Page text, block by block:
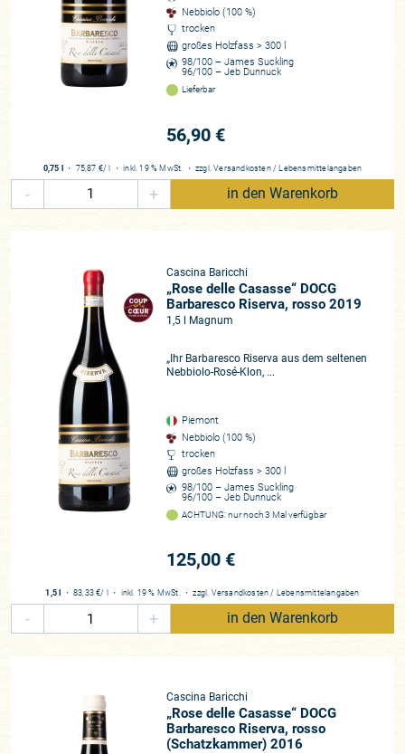
einer vertrauten Heimat? Das Piemont macht es möglich!
Ein Besuch, der alle Sprachbarrieren überwindet
Natale und Francesca Simonetta bewirtschaften die Cascina
Baricchi in Neviglie, etwa zehn Kilometer südöstlich von
außerhalb des Barbaresco-Gebiets, aufgrund historischer
als Barbaresco deklarieren, auch wenn sich der Keller nicht
im Kerngebiet befindet. Unser erster Besuch gestaltete sich
N. N.). Natale selbst spricht nur gebrochen Französisch und
einige Brocken Englisch (unsere Italienischkenntnisse sind
ausbaufähig), war aber Feuer und Flamme, uns seine
Cascina zu zeigen. Er erzählte auf italienisch, seine Frau
Francesca übersetzte. Dem enthusiastischen Winzer gelang
es derart anschaulich seine Geschichte zu erzählen, dass
sich schon bald alle Sprachbarrieren in Luft auszulösen
schienen.
Alles hochspannend: Natale stammt nicht aus einer
„klassischen“ Winzerfamilie (wobei sein Urgroßvater Angelo
Gajas Großvater war!), sein Vater, dessen Nachfolger er
antreten sollte, war in der Provinz Varese, nicht weit von
Bänderverletzung nach einem Skiunfall, die ihn für ein halbes
Jahr nahezu außer Gefecht setzte, veränderte alles. Er zog in
ein Bauernhaus, umgeben von sechs Hektar Land,
Obstbäumen uns Haselnusshainen sowie ein paar Rebzeilen
(Nebbiolo, etwas Dolcetto und Barbera), dass sein Vater
Ende der 1970er als „Sommerfrische“ erworben hatte. Hier
auch in Eigenregie zu erzeugen. Das Handwerk erlernte er
ziemlich schnell, lieferte bald schon Trauben – u. a. an
niemand geringeren als Bruno Giacosa!
Nebbiolo (100 %)
trocken
großes Holzfass > 300 l
98/100 – James Suckling
96/100 – Jeb Dunnuck
Lieferbar
56,90 €
0,75 l ・ 75,87 €/ l ・inkl. 19 % MwSt. ・ zzgl.Versandkosten / Lebensmittelangaben
- + in den Warenkorb
Cascina Baricchi
„Rose delle Casasse“ DOCG
Barbaresco Riserva, rosso 2019
1,5 l Magnum
„Ihr Barbaresco Riserva aus dem seltenen
Nebbiolo-Rosé-Klon, ...
Piemont
Nebbiolo (100 %)
trocken
großes Holzfass > 300 l
98/100 – James Suckling
96/100 – Jeb Dunnuck
ACHTUNG: nur noch 3 Mal verfügbar
125,00 €
1,5 l ・ 83,33 €/ l ・ inkl. 19 % MwSt.・zzgl. Versandkosten / Lebensmittelangaben
- + in den Warenkorb
Cascina Baricchi
„Rose delle Casasse“ DOCG
Barbaresco Riserva, rosso
(Schatzkammer) 2016